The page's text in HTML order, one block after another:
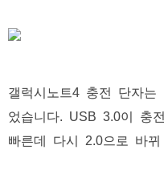
갤럭시노트4 충전 단자
었습니다. USB 3.0이 충
빠른데 다시 2.0으로 바뀌